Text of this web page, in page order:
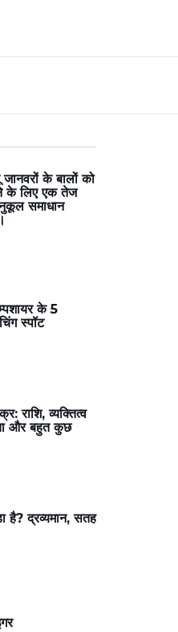
के बालों को
के लिए एक तेज
समाधान
के 5
स्पॉट
राशि, व्यक्तित्व
और बहुत कुछ
है? द्रव्यमान, सतह